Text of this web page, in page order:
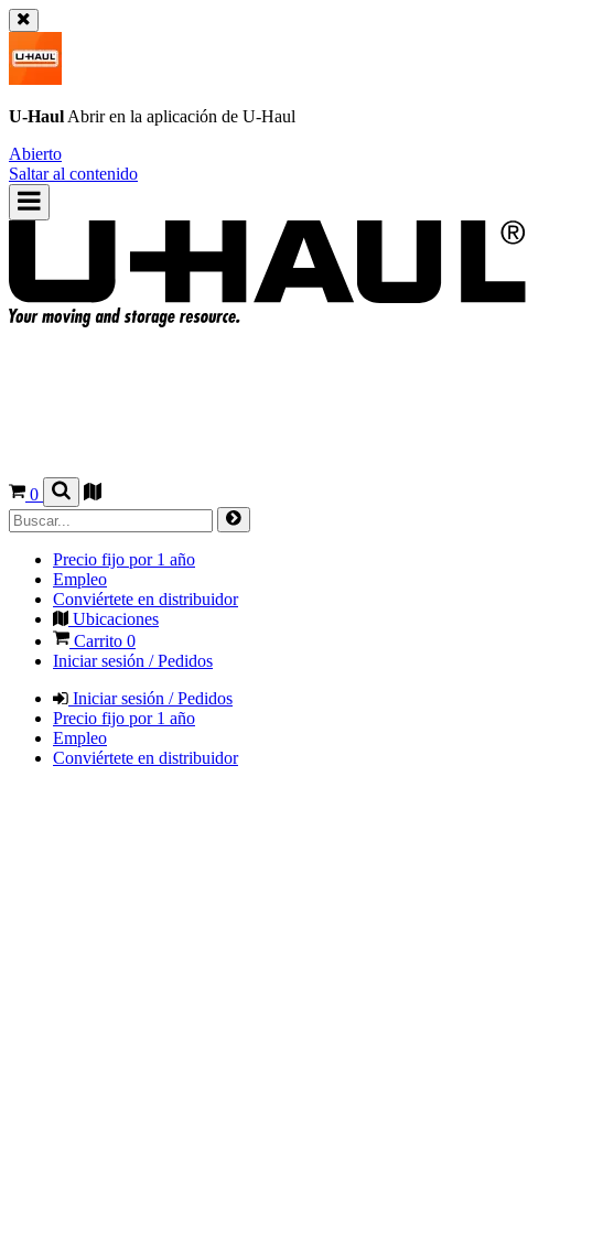
U-Haul Abrir en la aplicación de U-Haul
Abierto
Saltar al contenido
0
Precio fijo por 1 año
Empleo
Conviértete en distribuidor
Ubicaciones
Carrito 0
Iniciar sesión / Pedidos
Iniciar sesión / Pedidos
Precio fijo por 1 año
Empleo
Conviértete en distribuidor